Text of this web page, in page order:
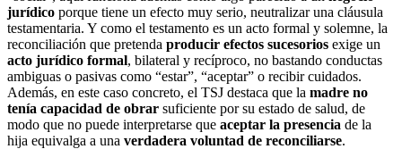
jurídico porque tiene un efecto muy serio, neutralizar una cláusula
testamentaria. Y como el testamento es un acto formal y solemne, la
reconciliación que pretenda producir efectos sucesorios exige un
acto jurídico formal, bilateral y recíproco, no bastando conductas
ambiguas o pasivas como “estar”, “aceptar” o recibir cuidados.
Además, en este caso concreto, el TSJ destaca que la madre no
tenía capacidad de obrar suficiente por su estado de salud, de
modo que no puede interpretarse que aceptar la presencia de la
hija equivalga a una verdadera voluntad de reconciliarse.